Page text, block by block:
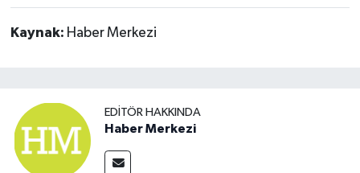
Kaynak: Haber Merkezi
EDITÖR HAKKINDA
Haber Merkezi